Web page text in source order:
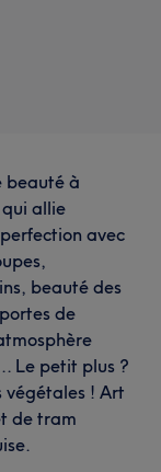
beauté à
qui allie
avec
beauté des
de
Le petit plus ?
végétales ! Art
de tram